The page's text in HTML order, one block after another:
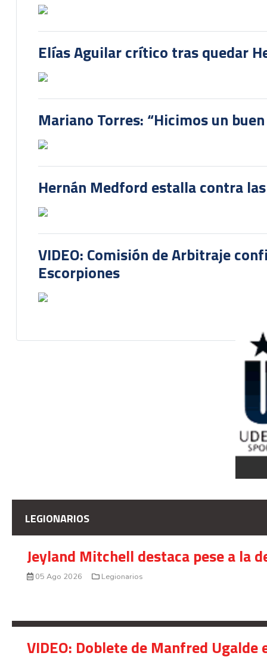
Elías Aguilar crítico tras quedar
Mariano Torres: “Hicimos un
Hernán Medford estalla contra
VIDEO: Comisión de Arbitraje
Escorpiones
LEGIONARIOS
Jeyland Mitchell destaca pese a la
05 Ago 2026 Legionarios
VIDEO: Doblete de Manfred